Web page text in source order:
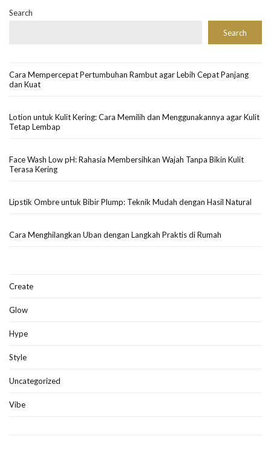
Search
Search
Cara Mempercepat Pertumbuhan Rambut agar Lebih Cepat Panjang
dan Kuat
Lotion untuk Kulit Kering: Cara Memilih dan Menggunakannya agar Kulit
Tetap Lembap
Face Wash Low pH: Rahasia Membersihkan Wajah Tanpa Bikin Kulit
Terasa Kering
Lipstik Ombre untuk Bibir Plump: Teknik Mudah dengan Hasil Natural
Cara Menghilangkan Uban dengan Langkah Praktis di Rumah
Create
Glow
Hype
Style
Uncategorized
Vibe